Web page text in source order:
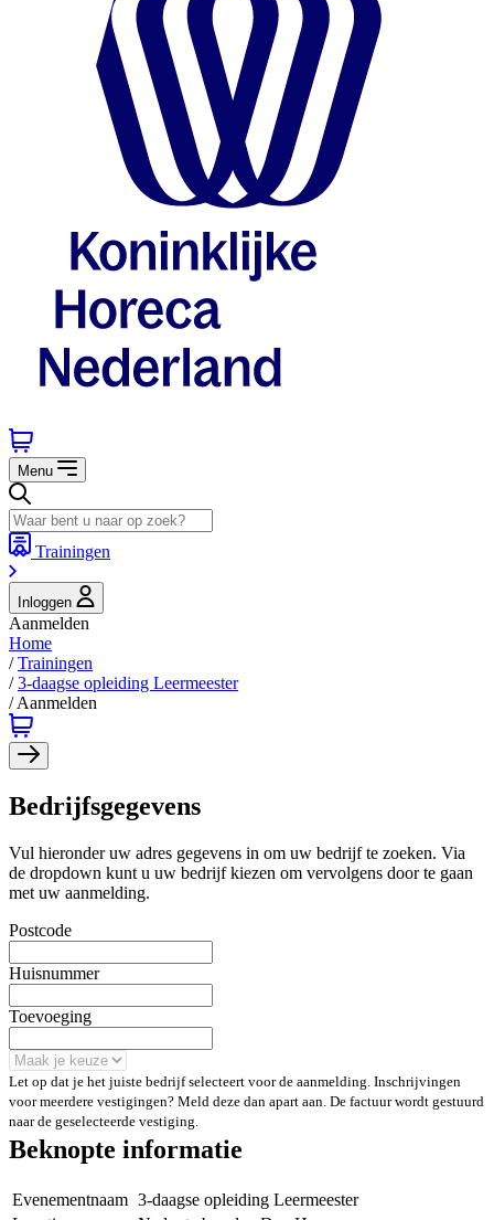
Menu
Trainingen
Inloggen
Aanmelden
Home
/Trainingen
/3-daagse opleiding Leermeester
/Aanmelden
Bedrijfsgegevens
Vul hieronder uw adres gegevens in om uw bedrijf te zoeken. Via
de dropdown kunt u uw bedrijf kiezen om vervolgens door te gaan
met uw aanmelding.
Postcode
Huisnummer
Toevoeging
Let op dat je het juiste bedrijf selecteert voor de aanmelding. Inschrijvingen
voor meerdere vestigingen? Meld deze dan apart aan. De factuur wordt gestuurd
naar de geselecteerde vestiging.
Beknopte informatie
Evenementnaam 3-daagse opleiding Leermeester